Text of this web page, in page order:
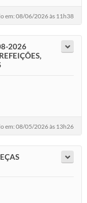
em: 08/06/2026 às 11h38
2026
em: 08/05/2026 às 13h26